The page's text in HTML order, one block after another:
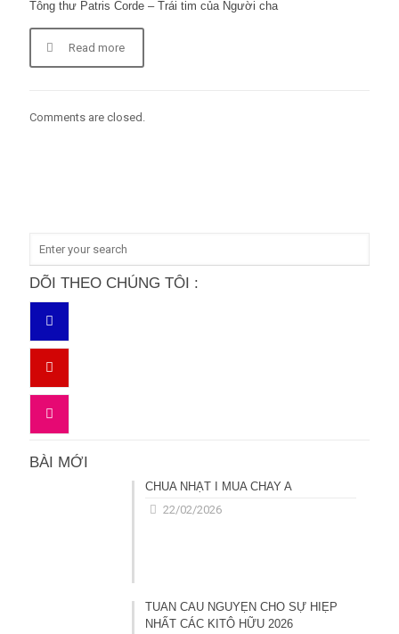
Tông thư Patris Corde – Trái tim của Người cha
Read more
Comments are closed.
DÕI THEO CHÚNG TÔI :
BÀI MỚI
CHÚA NHẬT I MÙA CHAY A
22/02/2026
TUẦN CẦU NGUYỆN CHO SỰ HIỆP
NHẤT CÁC KITÔ HỮU 2026